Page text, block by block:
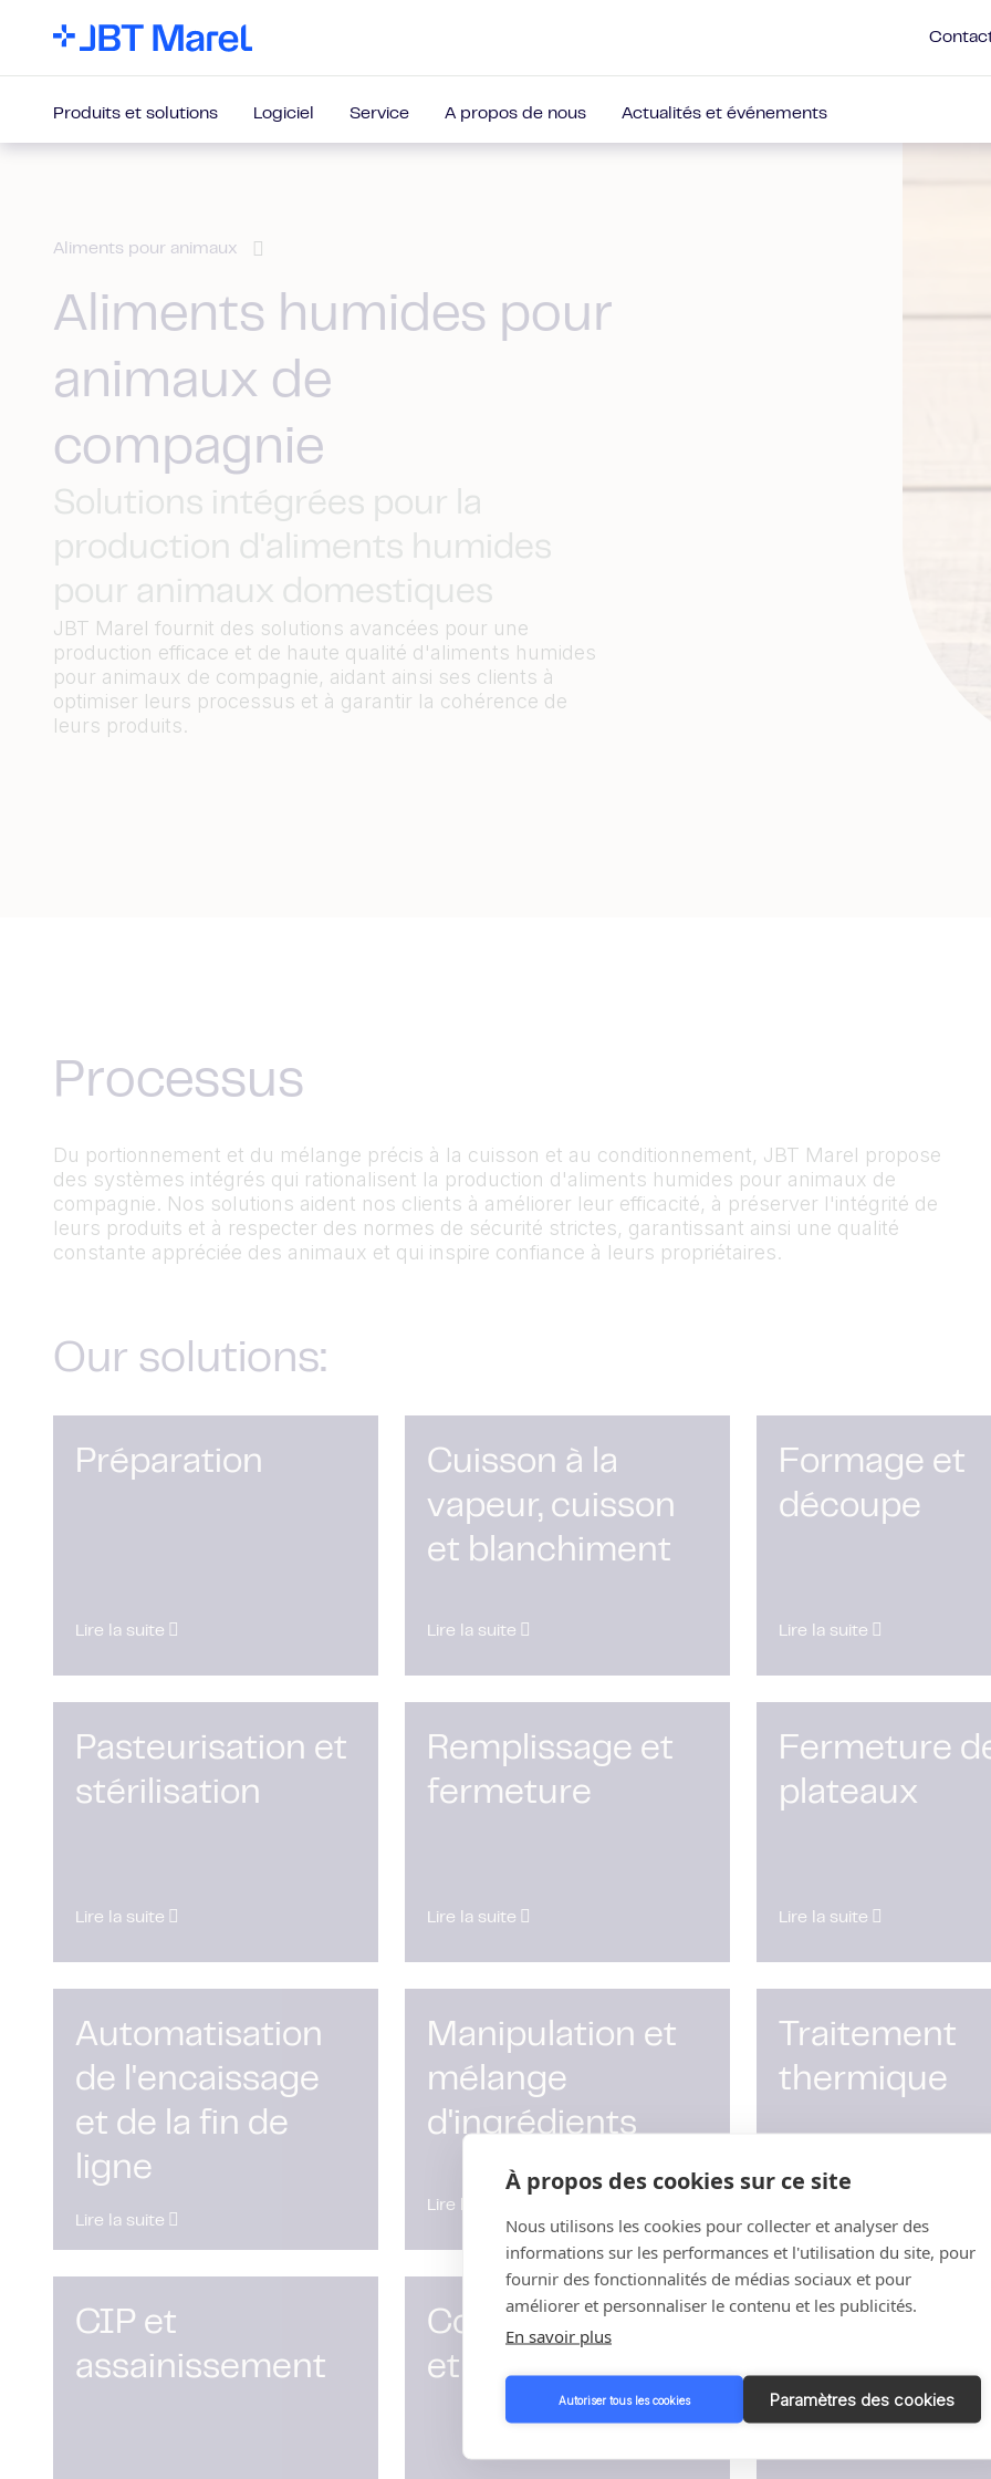
À propos des cookies sur ce site
Nous utilisons les cookies pour collecter et analyser des
informations sur les performances et l'utilisation du site, pour
fournir des fonctionnalités de médias sociaux et pour
améliorer et personnaliser le contenu et les publicités.
En savoir plus
Autoriser tous les cookies Paramètres des cookies
Produits et solutions Logiciel Service A propos de nous Actualités et événements
Aliments pour animaux
Aliments humides pour
animaux de
compagnie
Solutions intégrées pour la
production d'aliments humides
pour animaux domestiques
JBT Marel fournit des solutions avancées pour une
production efficace et de haute qualité d'aliments humides
pour animaux de compagnie, aidant ainsi ses clients à
optimiser leurs processus et à garantir la cohérence de
leurs produits.
Processus
Du portionnement et du mélange précis à la cuisson et au conditionnement, JBT Marel propose
des systèmes intégrés qui rationalisent la production d'aliments humides pour animaux de
compagnie. Nos solutions aident nos clients à améliorer leur efficacité, à préserver l'intégrité de
leurs produits et à respecter des normes de sécurité strictes, garantissant ainsi une qualité
constante appréciée des animaux et qui inspire confiance à leurs propriétaires.
Our solutions:
Préparation
Lire la suite
Cuisson à la
vapeur, cuisson
et blanchiment
Lire la suite
Formage et
découpe
Lire la suite
Pasteurisation et
stérilisation
Lire la suite
Remplissage et
fermeture
Lire la suite
Fermeture
plateaux
Lire la suite
Automatisation
de l'encaissage
et de la fin de
ligne
Lire la suite
Manipulation et
mélange
d'ingrédients
Lire la suite
Traitement
thermique
CIP et
assainissement
Contrôle du débit
et collecteurs
Utilitaires et
plateformes